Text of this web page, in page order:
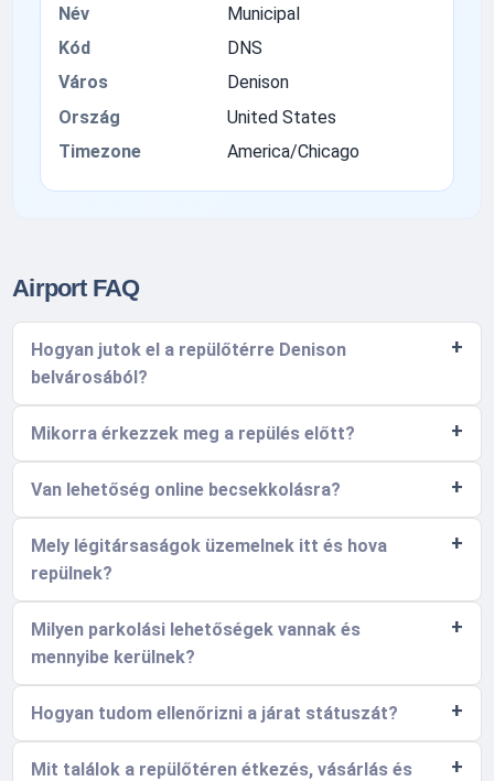
Név
Municipal
Kód
DNS
Város
Denison
Ország
United States
Timezone
America/Chicago
Airport FAQ
Hogyan jutok el a repülőtérre Denison
belvárosából?
Mikorra érkezzek meg a repülés előtt?
Van lehetőség online becsekkolásra?
Mely légitársaságok üzemelnek itt és hova
repülnek?
Milyen parkolási lehetőségek vannak és
mennyibe kerülnek?
Hogyan tudom ellenőrizni a járat státuszát?
Mit találok a repülőtéren étkezés, vásárlás és